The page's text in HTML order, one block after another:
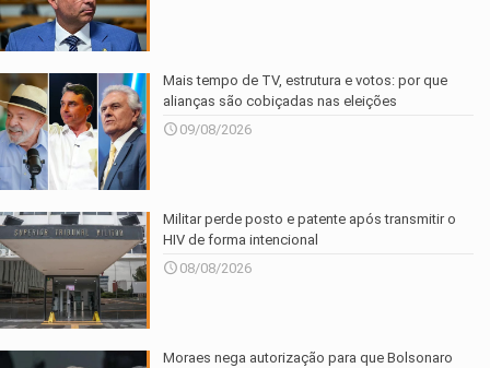
Mais tempo de TV, estrutura e votos: por que
alianças são cobiçadas nas eleições
09/08/2026
Militar perde posto e patente após transmitir o
HIV de forma intencional
08/08/2026
Moraes nega autorização para que Bolsonaro